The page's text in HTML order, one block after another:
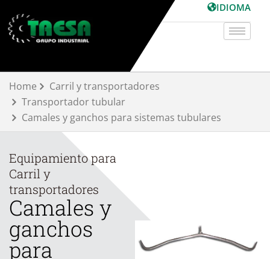
contenido
IDIOMA
Home
Carril y transportadores
Transportador tubular
Camales y ganchos para sistemas tubulares
Equipamiento para
Carril y
transportadores
Camales y
ganchos
para